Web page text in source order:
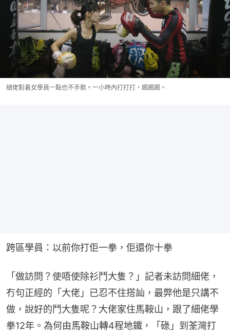
細佬對着女學員一點也不手軟。一小時內打打打，踢踢踢。
跨區學員：以前你打佢一拳，佢還你十拳
「做訪問？使唔使除衫鬥大隻？」記者未訪問細佬，
冇句正經的「大佬」已忍不住搭訕，最弊他是只講不
做，說好的鬥大隻呢？大佬家住馬鞍山，跟了細佬學
拳12年。為何由馬鞍山轉4程地鐵，「碌」到荃灣打